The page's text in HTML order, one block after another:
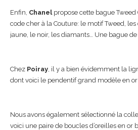
Enfin, Chanelpropose cette bague
code cher à la Couture: le motif Tweed, les
jaune, le noir, les diamants… Une bague
Chez Poiray , il y a bien évidemment la
dont voici le pendentif grand modèle en or
Nous avons également sélectionné la
voici une paire de boucles d’oreilles en or